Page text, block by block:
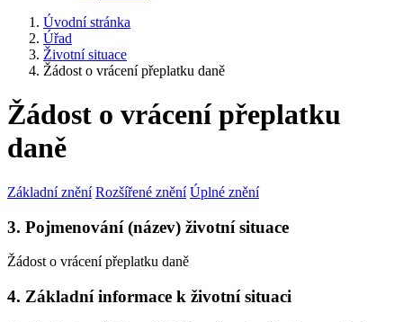
Úvodní stránka
Úřad
Životní situace
Žádost o vrácení přeplatku daně
Žádost o vrácení přeplatku
daně
Základní znění Rozšířené znění Úplné znění
3. Pojmenování (název) životní situace
Žádost o vrácení přeplatku daně
4. Základní informace k životní situaci